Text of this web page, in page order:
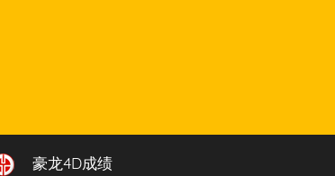
豪龙4D成绩